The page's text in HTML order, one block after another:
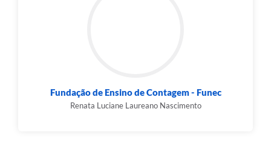
Fundação de Ensino de Contagem - Funec
Renata Luciane Laureano Nascimento